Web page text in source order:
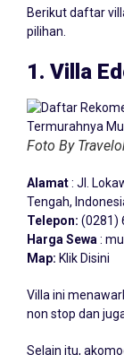
Berikut daftar
pilihan.
1. Villa
Foto By
Alamat: Jl.
Tengah,
Telepon: (0281)
Harga Sewa :
Map: Klik Disini
Villa ini
non stop dan
Selain itu,